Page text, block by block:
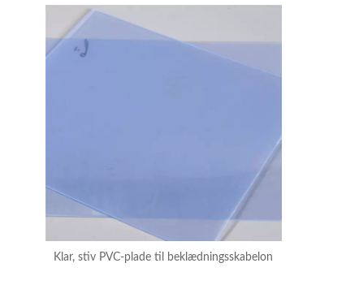
Klar, stiv PVC-plade til beklædningsskabelon